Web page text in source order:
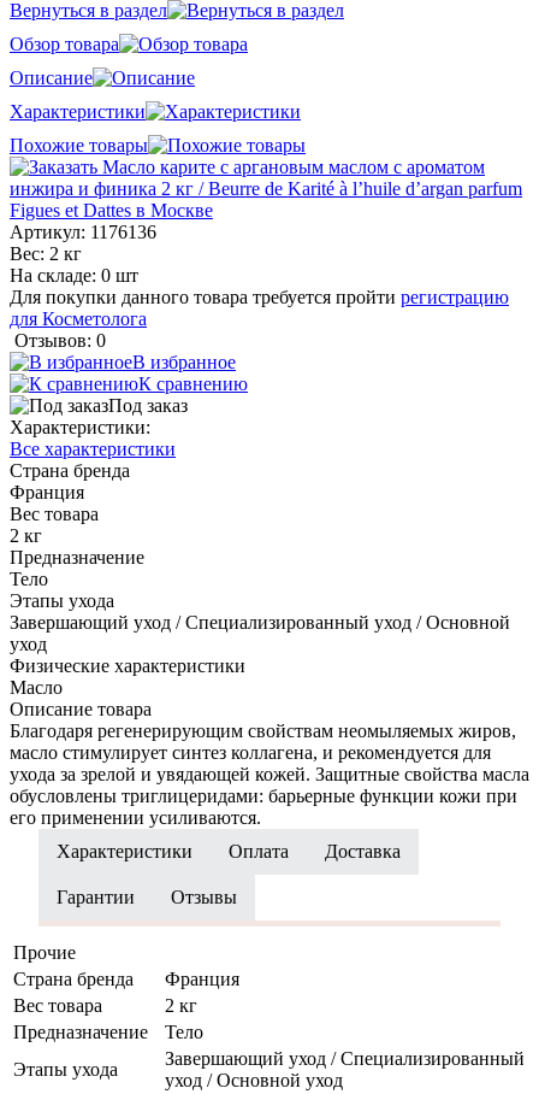
Вернуться в раздел
Обзор товара
Описание
Характеристики
Похожие товары
Артикул: 1176136
Вес: 2 кг
На складе: 0 шт
Для покупки данного товара требуется пройти регистрацию
для Косметолога
Отзывов: 0
В избранное
К сравнению
Под заказ
Характеристики:
Все характеристики
Страна бренда
Франция
Вес товара
2 кг
Предназначение
Тело
Этапы ухода
Завершающий уход / Специализированный уход / Основной
уход
Физические характеристики
Масло
Описание товара
Благодаря регенерирующим свойствам неомыляемых жиров,
масло стимулирует синтез коллагена, и рекомендуется для
ухода за зрелой и увядающей кожей. Защитные свойства масла
обусловлены триглицеридами: барьерные функции кожи при
его применении усиливаются.
Характеристики
Оплата Доставка
Гарантии Отзывы
Прочие
Страна бренда
Франция
Вес товара
2 кг
Предназначение
Тело
Этапы ухода
Завершающий уход / Специализированный
уход / Основной уход